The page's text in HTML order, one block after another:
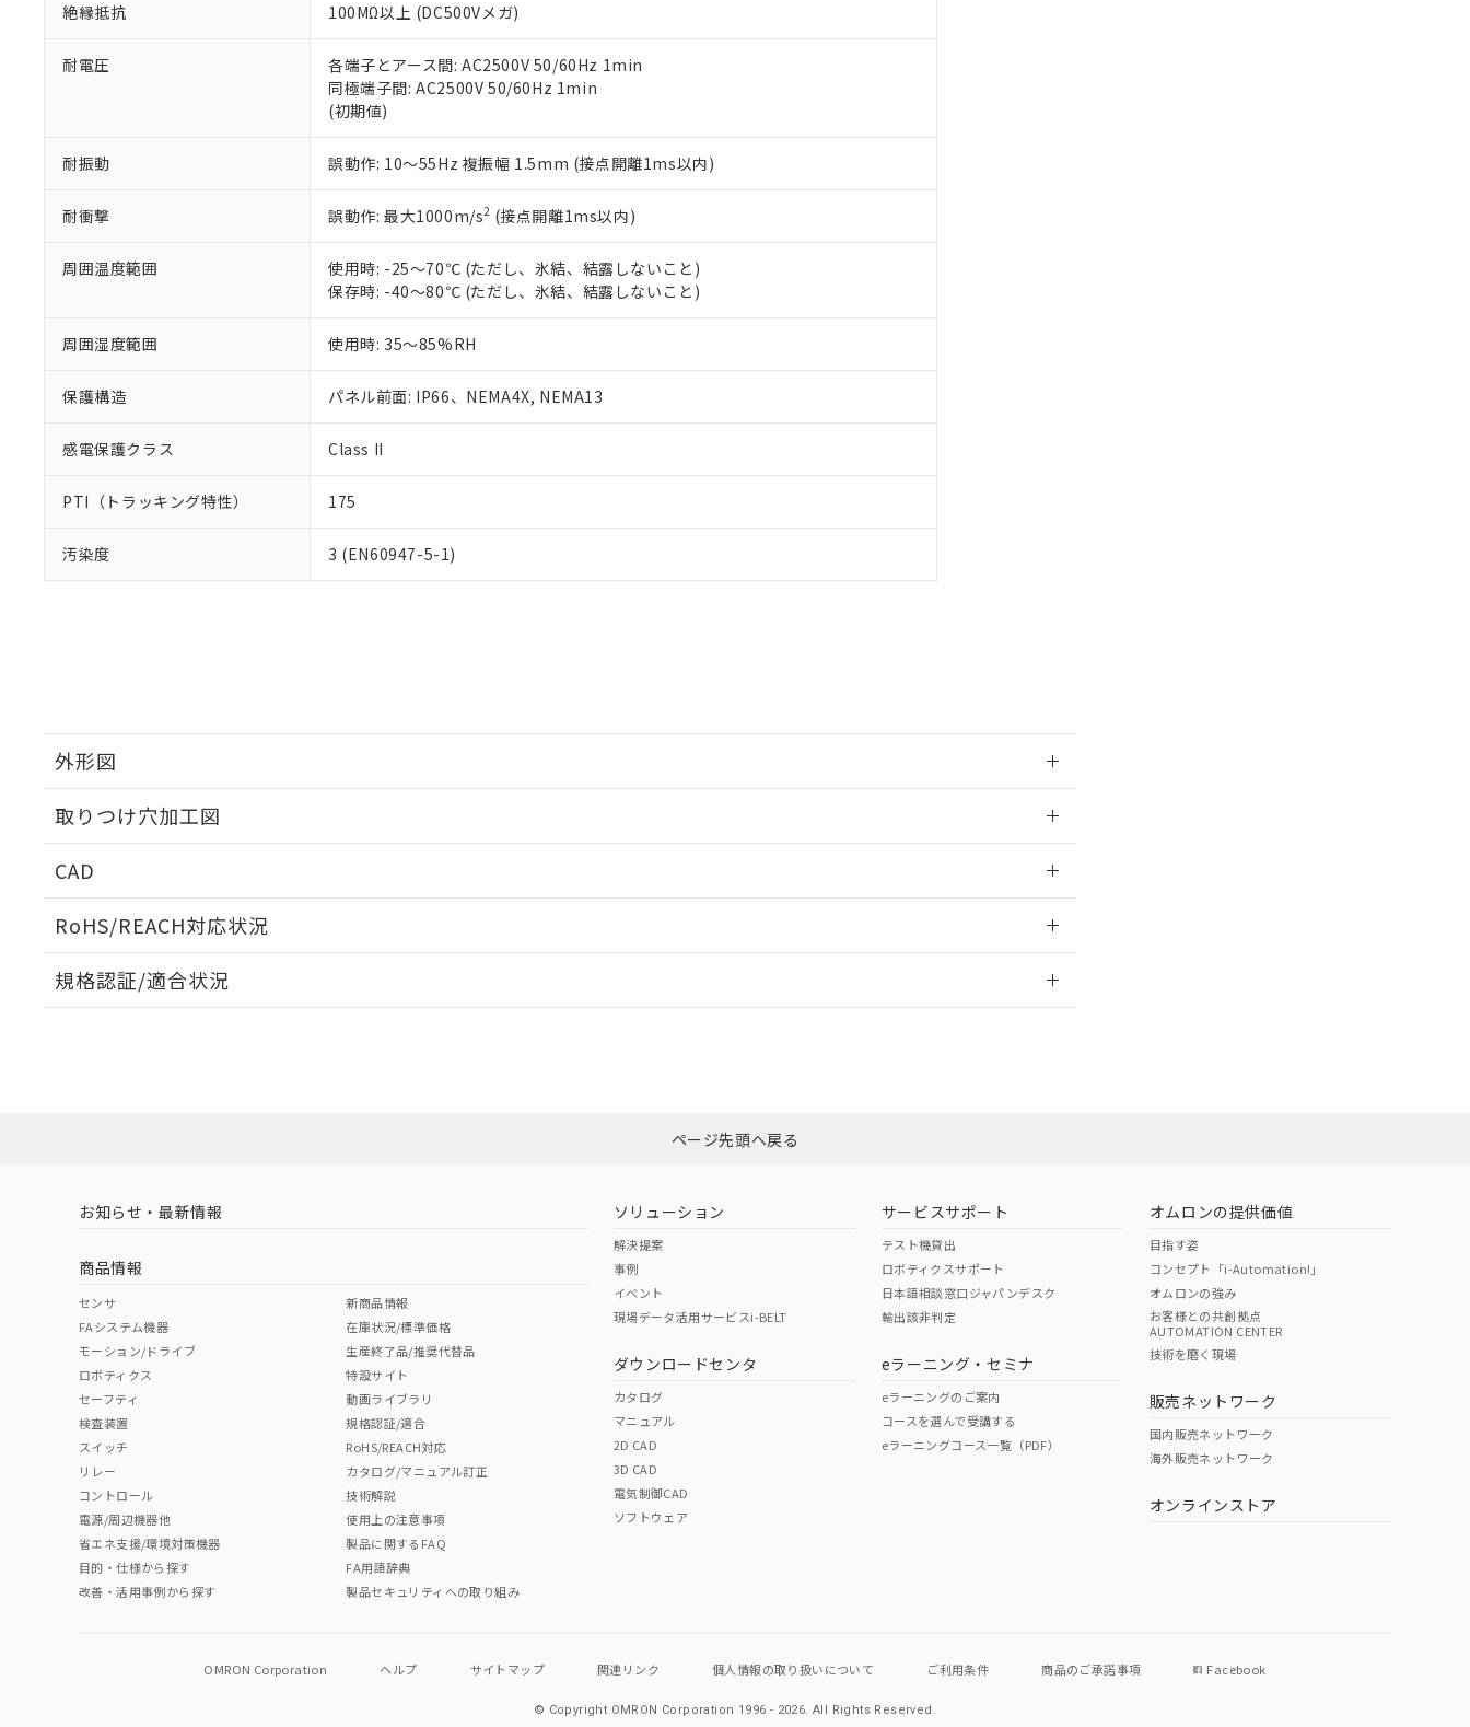
絶縁抵抗 100MΩ以上 (DC500Vメガ)
耐電圧
各端子とアース間: AC2500V 50/60Hz 1min
同極端子間: AC2500V 50/60Hz 1min
(初期値)
耐振動 誤動作: 10～55Hz 複振幅 1.5mm (接点開離1ms以内)
耐衝撃 誤動作: 最大1000m/s2 (接点開離1ms以内)
周囲温度範囲
使用時: -25～70℃ (ただし、氷結、結露しないこと)
保存時: -40～80℃ (ただし、氷結、結露しないこと)
周囲湿度範囲 使用時: 35～85%RH
保護構造 パネル前面: IP66、NEMA4X, NEMA13
感電保護クラス Class II
PTI（トラッキング特性） 175
汚染度 3 (EN60947-5-1)
外形図
取りつけ穴加工図
CAD
RoHS/REACH対応状況
EU RoHS 注意事項・凡例
ダウンロードはこちら
中国 RoHS 注意事項・凡例
中国 RoHS表
Pb Hg Cr(VI)
O O
"対応済み"や非含有の記載がされた商品であっても、流通在庫等で未対応品が混在する可能性があります。
非含有品が必要な際は、弊社営業部門もしくは販売店へお問い合わせください。
規格認証/適合状況
さい。
※当社の共同利用者とは、"個人情報の共同利用に関して"
の「1.共同利用者の範囲」に記載されて
いる法人を指します。
下記の非含有証明書をダウンロードすることができます。
EU RoHS指令（10物質）の非含有証明書
51物質の非含有証明書（当社基準）
※本証明書は発行日時点で非含有を証明するもので、過去に遡って非含有を証明するものではありません。
また、RoHS指令のフタル酸エステル類４物質の対応では、対応完了までの期間は出荷製品に未対応品が
混在することから備考欄に対応日を記載しておりました。
り割愛しております。
ページ先頭へ戻る
お知らせ・最新情報
商品情報
センサ
FAシステム機器
モーション/ドライブ
ロボティクス
セーフティ
検査装置
スイッチ
リレー
コントロール
電源/周辺機器他
省エネ支援/環境対策機器
目的・仕様から探す
改善・活用事例から探す
新商品情報
在庫状況/標準価格
生産終了品/推奨代替品
特設サイト
動画ライブラリ
規格認証/適合
RoHS/REACH対応
カタログ/マニュアル訂正
技術解説
使用上の注意事項
製品に関するFAQ
FA用語辞典
製品セキュリティへの取り組み
ソリューション
解決提案
事例
イベント
現場データ活用サービスi-BELT
ダウンロードセンタ
カタログ
マニュアル
2D CAD
3D CAD
電気制御CAD
ソフトウェア
サービスサポート
テスト機貸出
ロボティクスサポート
日本語相談窓口ジャパンデスク
輸出該非判定
eラーニング・セミナ
eラーニングのご案内
コースを選んで受講する
eラーニングコース一覧（PDF）
オムロンの提供価値
目指す姿
コンセプト「i-Automation!」
オムロンの強み
お客様との共創拠点
AUTOMATION CENTER
技術を磨く現場
販売ネットワーク
国内販売ネットワーク
海外販売ネットワーク
オンラインストア
OMRON Corporation ヘルプ サイトマップ 関連リンク 個人情報の取り扱いについて ご利用条件 商品のご承諾事項 Facebook
© Copyright OMRON Corporation 1996 - 2026.All Rights Reserved.